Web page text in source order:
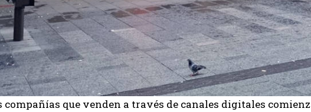
compañías que venden a través de canales digitales